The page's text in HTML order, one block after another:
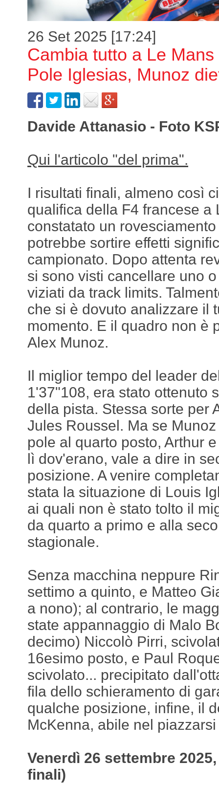
26 Set 2025 [17:24]
Cambia tutto a Le Mans
Pole Iglesias, Munoz
Davide Attanasio - Foto
Qui l'articolo "del prima".
I risultati finali, almeno così
qualifica della F4 francese a
constatato un
potrebbe sortire effetti
campionato. Dopo attenta
si sono visti cancellare uno
viziati da track limits.
che si è dovuto analizzare il
momento. E il quadro non è
Alex Munoz.
Il miglior tempo del leader
1'37"108, era stato ottenuto
della pista. Stessa sorte per
Jules Roussel. Ma se
pole al quarto posto, Arthur
lì dov'erano, vale a dire in
posizione. A venire
stata la situazione di Louis
ai quali non è stato tolto il
da quarto a primo e alla
stagionale.
Senza macchina neppure
settimo a quinto, e Matteo
a nono); al contrario, le
state appannaggio di Malo
decimo) Niccolò Pirri,
16esimo posto, e Paul
scivolato... precipitato
fila dello schieramento di
qualche posizione, infine, il
McKenna, abile nel
Venerdì 26 settembre
finali)